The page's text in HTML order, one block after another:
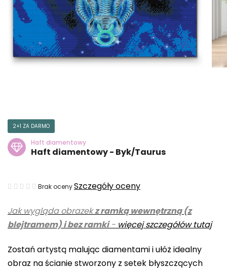
Jak wygląda obrazekz ramką wewnętrzną (z
blejtramem) i bez ramki- więcej szczegółów tutaj
Zostań artystą malując diamentami i ułóż idealny
obraz na ścianie stworzony z setek błyszczących
2+1 ZA DARMO
Haft diamentowy
Haft diamentowy - Byk/Taurus
Średnia
produktu
wynosi
na
Brak ocenySzczegóły oceny